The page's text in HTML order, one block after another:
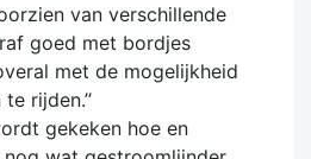
van verschillende
goed met bordjes
met de mogelijkheid
rijden.’’
gekeken hoe en